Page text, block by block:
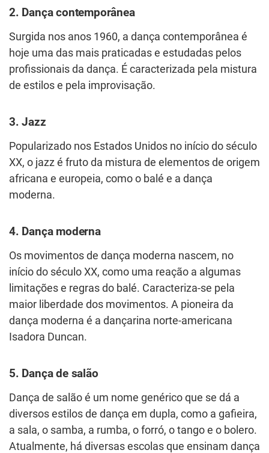
2. Dança contemporânea
Surgida nos anos 1960, a dança contemporânea é
hoje uma das mais praticadas e estudadas pelos
profissionais da dança. É caracterizada pela mistura
de estilos e pela improvisação.
3. Jazz
Popularizado nos Estados Unidos no início do século
XX, o jazz é fruto da mistura de elementos de origem
africana e europeia, como o balé e a dança
moderna.
4. Dança moderna
Os movimentos de dança moderna nascem, no
início do século XX, como uma reação a algumas
limitações e regras do balé. Caracteriza-se pela
maior liberdade dos movimentos. A pioneira da
dança moderna é a dançarina norte-americana
Isadora Duncan.
5. Dança de salão
Dança de salão é um nome genérico que se dá a
diversos estilos de dança em dupla, como a gafieira,
a sala, o samba, a rumba, o forró, o tango e o bolero.
Atualmente, há diversas escolas que ensinam dança